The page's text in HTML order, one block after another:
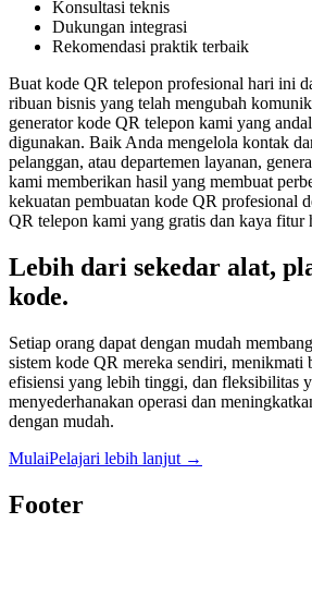
Konsultasi teknis
Dukungan integrasi
Rekomendasi praktik terbaik
Buat kode QR telepon profesional hari ini
ribuan bisnis yang telah mengubah
generator kode QR telepon kami yang
digunakan. Baik Anda mengelola kontak
pelanggan, atau departemen layanan,
kami memberikan hasil yang membuat
kekuatan pembuatan kode QR profesional
QR telepon kami yang gratis dan kaya fitur
Lebih dari sekedar alat,
kode.
Setiap orang dapat dengan mudah
sistem kode QR mereka sendiri, menikmati
efisiensi yang lebih tinggi, dan fleksibilitas
menyederhanakan operasi dan
dengan mudah.
MulaiPelajari lebih lanjut →
Footer